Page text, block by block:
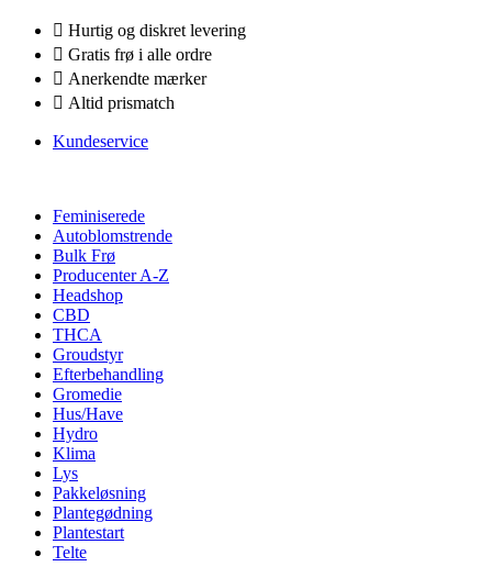
Hurtig og diskret levering
Gratis frø i alle ordre
Anerkendte mærker
Altid prismatch
Kundeservice
Feminiserede
Autoblomstrende
Bulk Frø
Producenter A-Z
Headshop
CBD
THCA
Groudstyr
Efterbehandling
Gromedie
Hus/Have
Hydro
Klima
Lys
Pakkeløsning
Plantegødning
Plantestart
Telte